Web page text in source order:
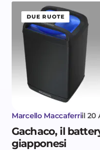
DUE RUOTE
Marcello Maccaferriil 20
Gachaco, il
giapponesi